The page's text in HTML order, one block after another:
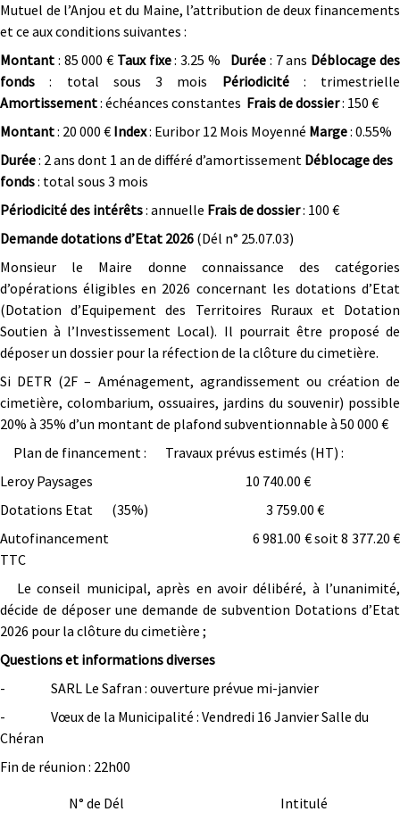
Mutuel de l’Anjou et du Maine, l’attribution de deux financements
et ce aux conditions suivantes :
Montant : 85 000 € Taux fixe: 3.25 % Durée : 7 ans Déblocage des
fonds : total sous 3 mois Périodicité: trimestrielle
Amortissement: échéances constantes Fraisde dossier: 150 €
Montant: 20 000 € Index: Euribor 12 Mois Moyenné Marge: 0.55%
Durée: 2 ans dont 1 an de différé d’amortissement Déblocage des
fonds: total sous 3 mois
Périodicité des intérêts: annuelle Fraisde dossier: 100 €
Demande dotations d’Etat 2026 (Dél n° 25.07.03)
Monsieur le Maire donne connaissance des catégories
d’opérations éligibles en 2026 concernant les dotations d’Etat
(Dotation d’Equipement des Territoires Ruraux et Dotation
Soutien à l’Investissement Local). Il pourrait être proposé de
déposer un dossier pour la réfection de la clôture du cimetière.
Si DETR (2F – Aménagement, agrandissement ou création de
cimetière, colombarium, ossuaires, jardins du souvenir) possible
20% à 35% d’un montant de plafond subventionnable à 50 000 €
Plan de financement : Travaux prévus estimés (HT) :
Leroy Paysages 10 740.00 €
Dotations Etat (35%) 3 759.00 €
Autofinancement 6 981.00 € soit 8 377.20 €
TTC
Le conseil municipal, après en avoir délibéré, à l’unanimité,
décide de déposer une demande de subvention Dotations d’Etat
2026 pour la clôture du cimetière ;
Questions et informations diverses
- SARL Le Safran : ouverture prévue mi-janvier
- Vœux de la Municipalité : Vendredi 16 Janvier Salle du
Chéran
Fin de réunion : 22h00
N° de Dél Intitulé